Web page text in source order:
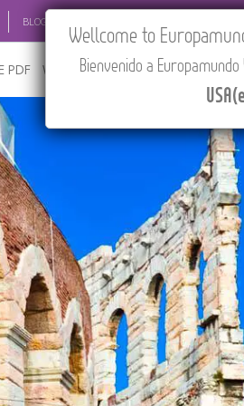
BLOG
PDF WHERE TO BUY FEATURED
Wellcome to
Bienvenido a